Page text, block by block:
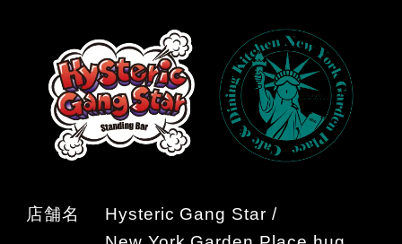
店舗名
Hysteric Gang Star /